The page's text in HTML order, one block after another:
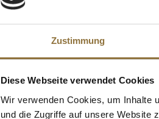
Zustimmung
Diese Webseite verwendet Cookies
Wir verwenden Cookies, um Inhalte
und die Zugriffe auf unsere Website
KUNDEN